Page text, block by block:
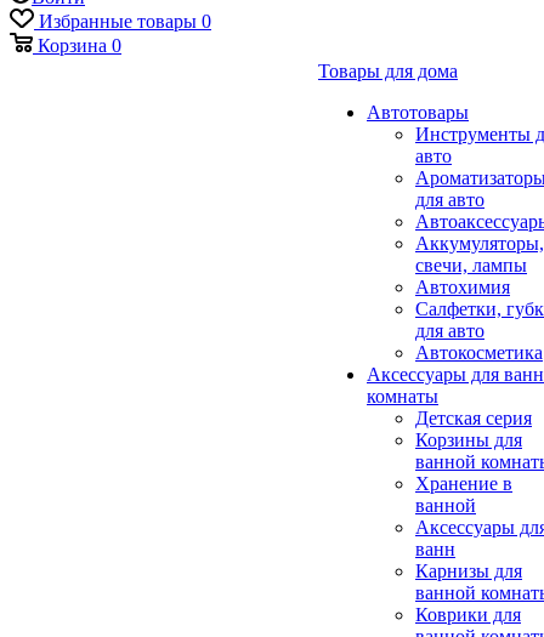
Избранные товары 0
Корзина 0
Товары для дома
Автотовары
Инструменты
авто
для авто
Аккумуляторы,
свечи, лампы
Автохимия
Салфетки,
для авто
Автокосметика
Аксессуары для
комнаты
Детская серия
Корзины для
ванной
Хранение в
ванной
Аксессуары
ванн
Карнизы для
ванной
Коврики для